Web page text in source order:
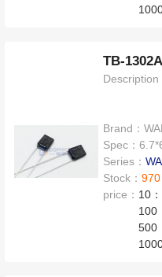
TB-
Description
Brand：
Spec：
Series：
Stock：970
price： 10：
100
500